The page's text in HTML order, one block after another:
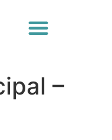
–